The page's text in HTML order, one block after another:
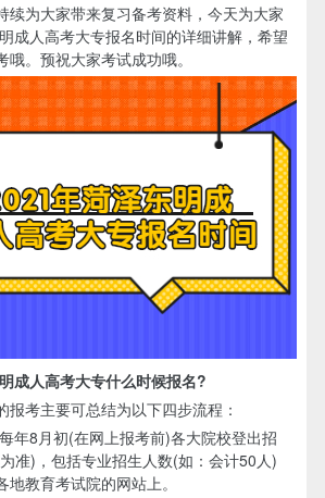
续为大家带来复习备考资料，今天为大家
成人高考大专报名时间的详细讲解，希望
。预祝大家考试成功哦。
人高考大专什么时候报名?
考主要可总结为以下四步流程：
8月初(在网上报考前)各大院校登出招
准)，包括专业招生人数(如：会计50人)
教育考试院的网站上。